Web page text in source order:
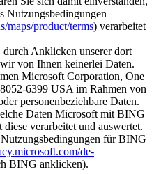
Nutzungsbedingungen
maps/product/terms) verarbeitet
Anklicken unserer dort
von Ihnen keinerlei Daten.
Microsoft Corporation, One
6399 USA im Rahmen von
personenbeziehbare Daten.
Daten Microsoft mit BING
verarbeitet und auswertet.
für BING
de-
BING anklicken).